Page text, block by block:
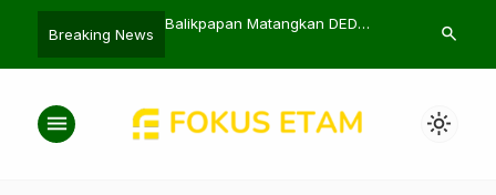
Breaking News
24 Jam di Paser
Balikpapan Matangkan DED
Kaltim Raih
search
menu light_mode